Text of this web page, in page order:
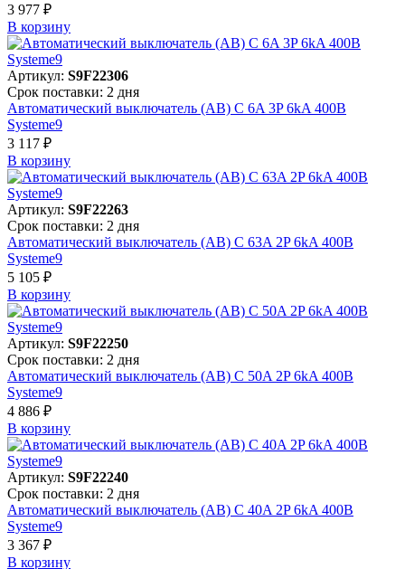
3 977 ₽
В корзинy
Артикул: S9F22306
Срок поставки: 2 дня
Автоматический выключатель (АВ) C 6A 3P 6kA 400В
Systeme9
3 117 ₽
В корзинy
Артикул: S9F22263
Срок поставки: 2 дня
Автоматический выключатель (АВ) C 63A 2P 6kA 400В
Systeme9
5 105 ₽
В корзинy
Артикул: S9F22250
Срок поставки: 2 дня
Автоматический выключатель (АВ) C 50A 2P 6kA 400В
Systeme9
4 886 ₽
В корзинy
Артикул: S9F22240
Срок поставки: 2 дня
Автоматический выключатель (АВ) C 40A 2P 6kA 400В
Systeme9
3 367 ₽
В корзинy